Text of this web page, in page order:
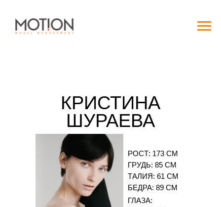
КРИСТИНА
ШУРАЕВА
РОСТ: 173 СМ
ГРУДЬ: 85 СМ
ТАЛИЯ: 61 СМ
БЕДРА: 89 СМ
ГЛАЗА: